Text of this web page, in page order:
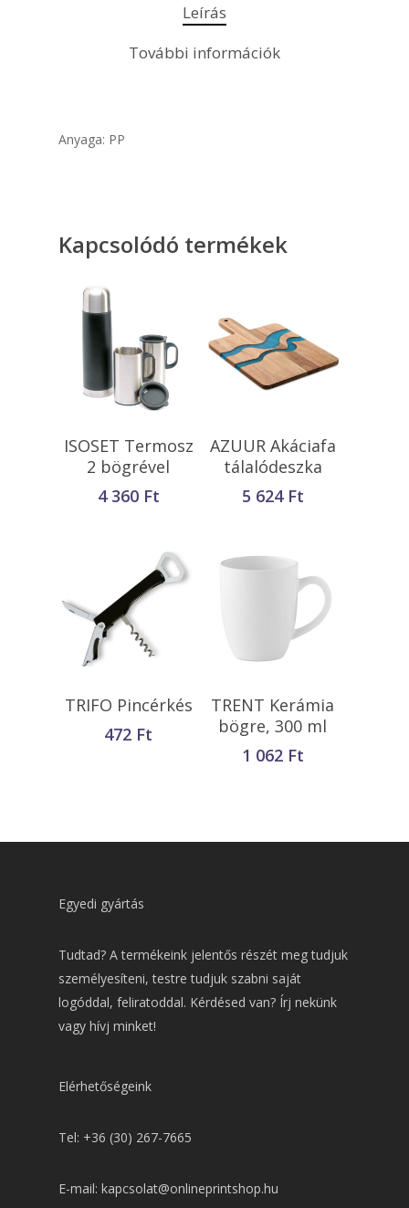
Leírás
További információk
Anyaga: PP
Kapcsolódó termékek
Kosárba
Teszem
ISOSET Termosz
2 bögrével
4 360 Ft
Kosárba
Teszem
AZUUR Akáciafa
tálalódeszka
5 624 Ft
Opciók Választása
TRIFO Pincérkés
472 Ft
Kosárba
Teszem
TRENT Kerámia
bögre, 300 ml
1 062 Ft
Egyedi gyártás
Tudtad? A termékeink jelentős részét meg tudjuk
személyesíteni, testre tudjuk szabni saját
logóddal, feliratoddal. Kérdésed van? Írj nekünk
vagy hívj minket!
Elérhetőségeink
Tel: +36 (30) 267-7665
E-mail: kapcsolat@onlineprintshop.hu